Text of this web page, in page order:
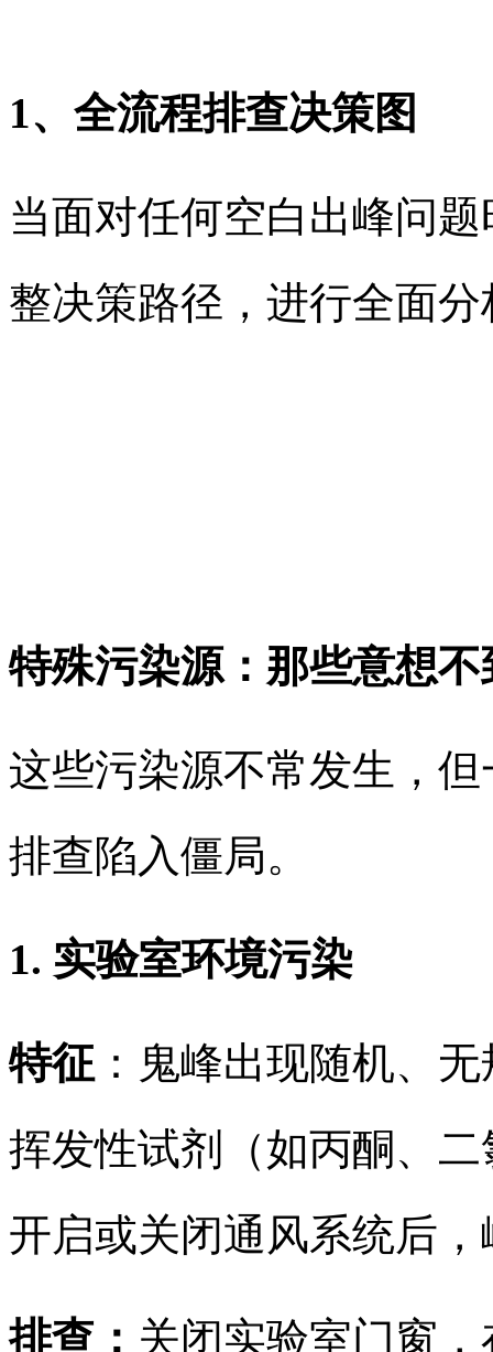
1、全流程排查决策图
当面对任何空白出峰问
整决策路径，进行全面分
特殊污染源：那些意想
这些污染源不常发生，
排查陷入僵局。
1. 实验室环境污染
特征 ：鬼峰出现随机、
挥发性试剂（如丙酮、
开启或关闭通风系统后
排查： 关闭实验室门窗